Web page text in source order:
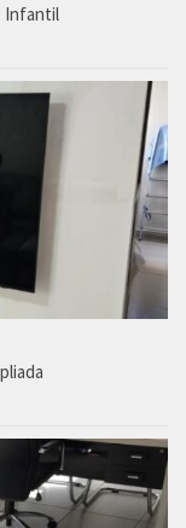
Infantil